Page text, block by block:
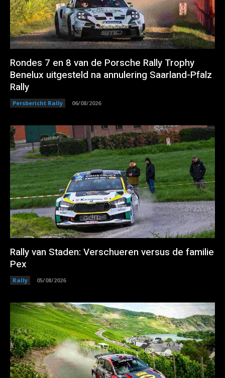
Rondes 7 en 8 van de Porsche Rally Trophy
Benelux uitgesteld na annulering Saarland-Pfalz
Rally
Persbericht Rally 06/08/2026
Rally van Staden: Verschueren versus de familie
Pex
Rally 05/08/2026